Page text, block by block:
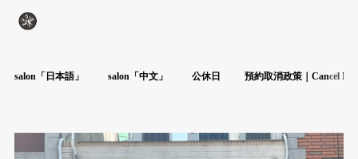
salon「日本語」 salon「中文」 公休日 預約取消政策｜Cancel